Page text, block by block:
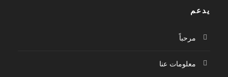
يدعم
مرحباً
معلومات عنا